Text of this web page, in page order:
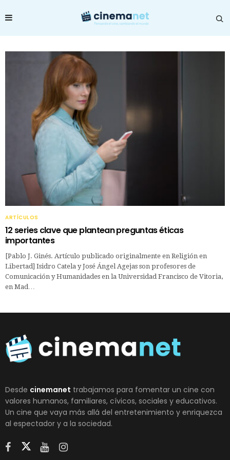
ARTÍCULOS
12 series clave que plantean preguntas éticas
importantes
[Pablo J. Ginés. Artículo publicado originalmente en Religión en
Libertad] Isidro Catela y José Ángel Agejas son profesores de
Comunicación y Humanidades en la Universidad Francisco de Vitoria,
en Mad…
Desde cinemanet trabajamos para fomentar un cine con
valores humanos, familiares, cívicos, sociales y educativos.
Un cine que vaya más allá del entretenimiento y enriquezca
al espectador y a la sociedad.